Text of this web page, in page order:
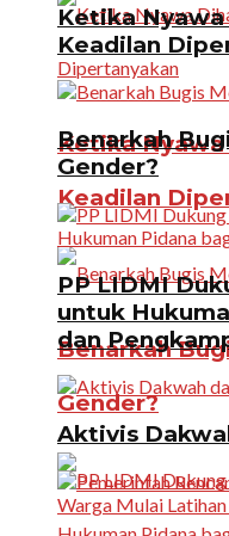
Ketika
Keadilan
Benarkah
Gender?
Ketika
Keadilan
Benarkah
Gender?
PP LIDMI
untuk
dan
Aktivis